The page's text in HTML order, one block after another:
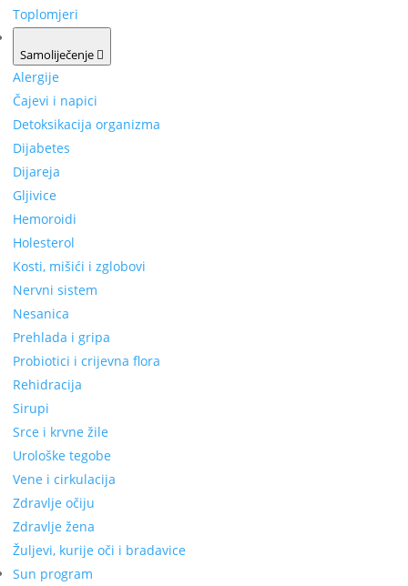
Toplomjeri
Samoliječenje
Alergije
Čajevi i napici
Detoksikacija organizma
Dijabetes
Dijareja
Gljivice
Hemoroidi
Holesterol
Kosti, mišići i zglobovi
Nervni sistem
Nesanica
Prehlada i gripa
Probiotici i crijevna flora
Rehidracija
Sirupi
Srce i krvne žile
Urološke tegobe
Vene i cirkulacija
Zdravlje očiju
Zdravlje žena
Žuljevi, kurije oči i bradavice
Sun program